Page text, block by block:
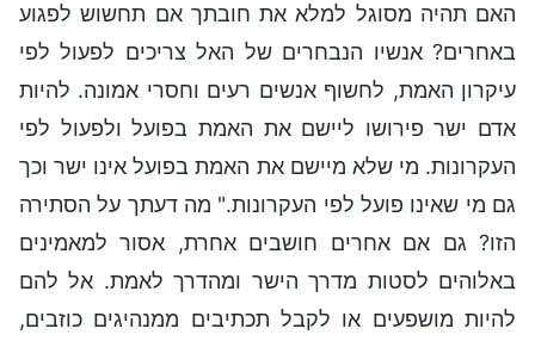
האם תהיה מסוגל למלא את חובתך אם תחשוש לפגוע
באחרים? אנשיו הנבחרים של האל צריכים לפעול לפי
עיקרון האמת, לחשוף אנשים רעים וחסרי אמונה. להיות
אדם ישר פירושו ליישם את האמת בפועל ולפעול לפי
העקרונות. מי שלא מיישם את האמת בפועל אינו ישר וכך
גם מי שאינו פועל לפי העקרונות." מה דעתך על הסתירה
הזו? גם אם אחרים חושבים אחרת, אסור למאמינים
באלוהים לסטות מדרך הישר ומהדרך לאמת. אל להם
להיות מושפעים או לקבל תכתיבים ממנהיגים כוזבים,